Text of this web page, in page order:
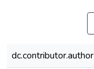
dc.contributor.author